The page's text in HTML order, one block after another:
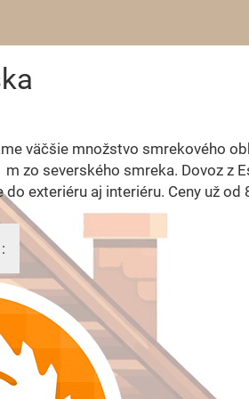
väčšie množstvo smrekového
m zo severského smreka. Dovoz z
do exteriéru aj interiéru. Ceny už od